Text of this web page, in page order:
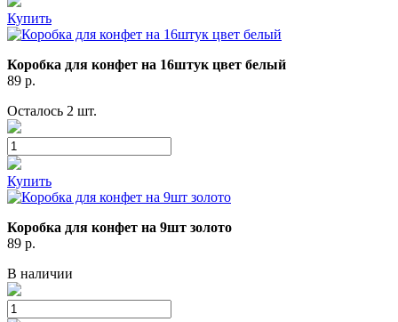
Купить
Коробка для конфет на 16штук цвет белый
89 р.
Осталось 2 шт.
Купить
Коробка для конфет на 9шт золото
89 р.
В наличии